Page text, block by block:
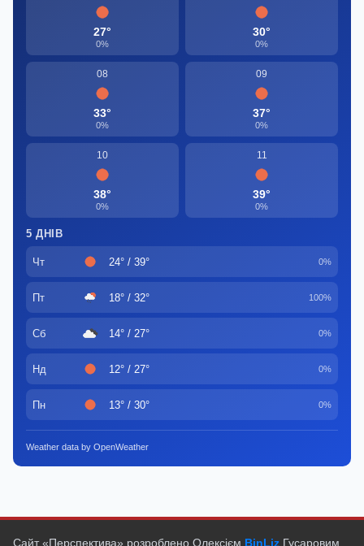
27°
0%
30°
0%
08
33°
0%
09
37°
0%
10
38°
0%
11
39°
0%
5 ДНІВ
Чт 24° / 39° 0%
Пт 18° / 32° 100%
Сб 14° / 27° 0%
Нд 12° / 27° 0%
Пн 13° / 30° 0%
Weather data by OpenWeather
Сайт «Перспектива» розроблено Олексієм BinLiz Гусаровим.